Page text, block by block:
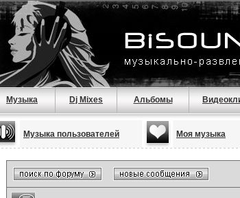
Музыка Dj Mixes Альбомы
Музыка пользователей Моя музыка